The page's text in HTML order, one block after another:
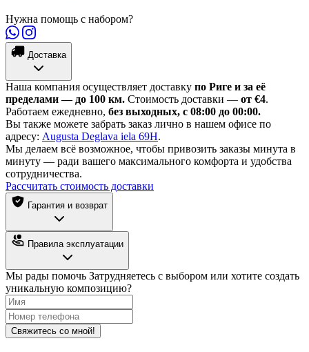
Нужна помощь с набором?
Доставка
Наша компания осуществляет доставку по Риге и за её
пределами — до 100 км. Стоимость доставки — от €4.
Работаем ежедневно, без выходных, с 08:00 до 00:00.
Вы также можете забрать заказ лично в нашем офисе по
адресу: Augusta Deglava iela 69H.
Мы делаем всё возможное, чтобы привозить заказы минута в
минуту — ради вашего максимального комфорта и удобства
сотрудничества.
Рассчитать стоимость доставки
Гарантия и возврат
Правила эксплуатации
Мы рады помочь Затрудняетесь с выбором или хотите создать
уникальную композицию?
Свяжитесь со мной!